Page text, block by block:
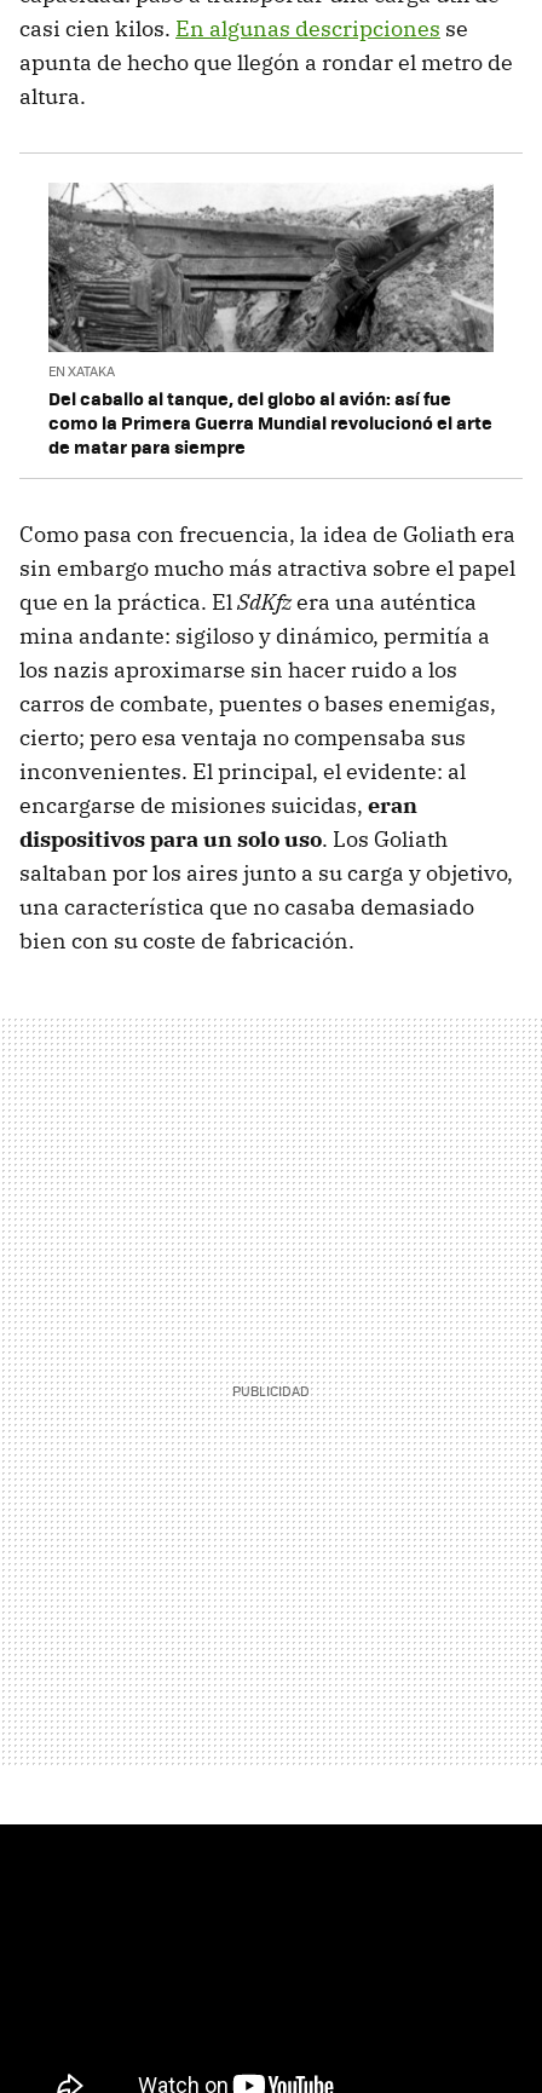
casi cien kilos. En algunas descripciones se
apunta de hecho que llegón a rondar el metro de
altura.
EN XATAKA
Del caballo al tanque, del globo al avión: así fue
como la Primera Guerra Mundial revolucionó el arte
de matar para siempre
Como pasa con frecuencia, la idea de Goliath era
sin embargo mucho más atractiva sobre el papel
que en la práctica. ElSdKfzera una auténtica
mina andante: sigiloso y dinámico, permitía a
los nazis aproximarse sin hacer ruido a los
carros de combate, puentes o bases enemigas,
cierto; pero esa ventaja no compensaba sus
inconvenientes. El principal, el evidente: al
encargarse de misiones suicidas, eran
dispositivos para un solo uso. Los Goliath
saltaban por los aires junto a su carga y objetivo,
una característica que no casaba demasiado
bien con su coste de fabricación.